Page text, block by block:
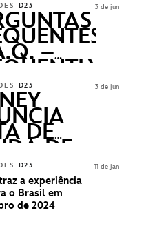
D23
–
3 de jun
D23
DE
DE
A D23
-
3 de jun
D23
a experiência
o Brasil em
de 2024
11 de jan